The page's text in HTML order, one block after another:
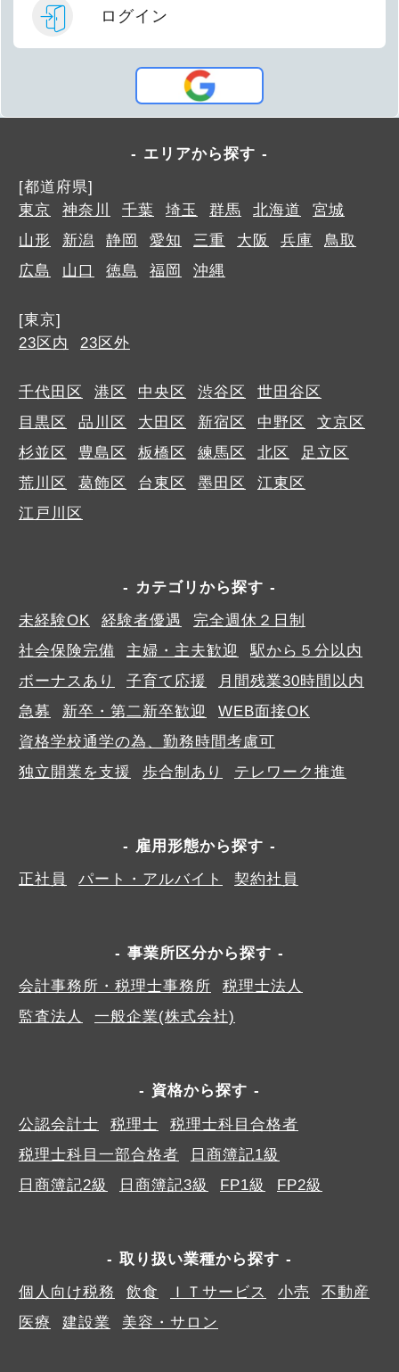
ログイン
エリアから探す
[都道府県]
東京
神奈川 千葉 埼玉 群馬 北海道
宮城
山形
新潟 静岡 愛知 三重 大阪 兵庫
鳥取
広島
山口 徳島 福岡 沖縄
[東京]
23区内
23区外
千代田区 港区 中央区 渋谷区
世田谷区
目黒区
品川区 大田区 新宿区 中野区
文京区
杉並区
豊島区 板橋区 練馬区 北区
足立区
荒川区
葛飾区 台東区 墨田区
江東区
江戸川区
カテゴリから探す
未経験OK
経験者優遇
完全週休２日制
社会保険完備
主婦・主夫歓迎
駅から５分以内
ボーナスあり
子育て応援
月間残業30時間以内
急募
新卒・第二新卒歓迎
WEB面接OK
資格学校通学の為、勤務時間考慮可
独立開業を支援
歩合制あり テレワーク推進
雇用形態から探す
正社員
パート・アルバイト 契約社員
事業所区分から探す
会計事務所・税理士事務所
税理士法人
監査法人
一般企業(株式会社)
資格から探す
公認会計士
税理士
税理士科目合格者
税理士科目一部合格者
日商簿記1級
日商簿記2級
日商簿記3級 FP1級 FP2級
取り扱い業種から探す
個人向け税務
飲食 ＩＴサービス 小売
不動産
医療
建設業 美容・サロン